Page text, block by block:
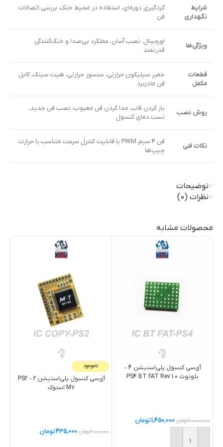
شرایط
نگهداری
گردگیری دوره‌ای، استفاده در محیط خنک، بررسی اتصالات
فن
ویژگی‌ها
اورجینال، نصب آسان، عملکرد بی‌صدا و خنک‌کنندگی
قدرتمند
قطعات
مکمل
خمیر سیلیکون حرارتی، سنسور حرارتی، هیت سینک، کابل
فن مادربرد
روش نصب
باز کردن قاب، جدا کردن فن معیوب، نصب فن جدید،
تست دمای کنسول
نکات فنی
فن 4 سیم PWM با قابلیت کنترل سرعت متناسب با حرارت
چیپ‌ها
توضیحات
نظرات (0)
محصولات مشابه
آی‌سی کنسول پلی‌استیشن 4 –
بلوتوث PS4 BT FAT Rev 1.0
2,000,000تومان 1,450,000تومان
ناموجود
آی‌سی کنسول پلی‌استیشن 2 – PS2
M7 استوک
600,000تومان 435,000تومان